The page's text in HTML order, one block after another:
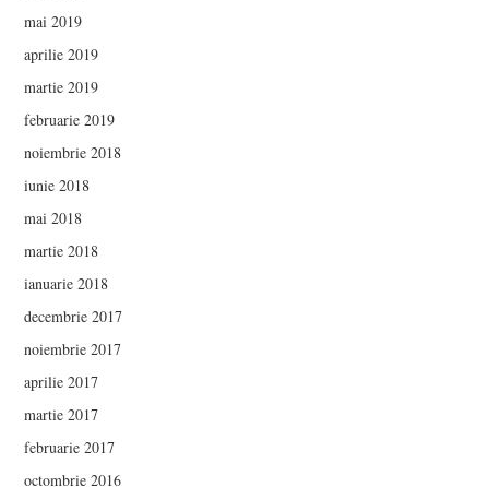
mai 2019
aprilie 2019
martie 2019
februarie 2019
noiembrie 2018
iunie 2018
mai 2018
martie 2018
ianuarie 2018
decembrie 2017
noiembrie 2017
aprilie 2017
martie 2017
februarie 2017
octombrie 2016